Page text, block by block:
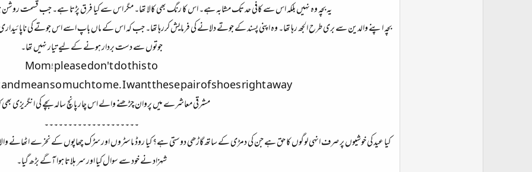
یہ بچہ وہ نہیں بلکہ اس سے کافی حد تک مشابہ ہے۔ اس کا رنگ بھی کالا تھا۔ مگر اس سے کیا فرق پڑتا ہے۔ جب قسمت روشن
بچہ اپنے والدین سے بری طرح الجھ رہا تھا۔ وہ اپنی پسند کے جوتے دلانے کی فرمایش کررہا تھا۔ جب کہ اس کے ماں باپ اسے اس جوتے کی
جوتوں سے دست بردار ہونے کے لیے تیار نہیں تھا۔
Mom! please don't do this to
mean so much to me. I want these pair of shoes right away
مشرقی معاشرے میں پروان چڑھنے والے اس چار پانچ سالہ بچے کی انگریزی
۔۔۔۔۔۔۔۔۔۔۔۔۔۔۔۔۔۔۔۔
کیا عید کی خوشیوں پر صرف انہی لوگوں کا حق ہے جن کی دمڑی کے ساتھ گاڑھی دوستی ہے؟ کیا روڈ ماسٹروں اور سڑک چھاپوں کے نخرے اٹھانے
شہزاد نے خود سے سوال کیا اور سر ہلاتا ہوا آگے بڑھ گیا۔​